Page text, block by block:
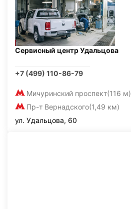
Сервисный центр Удальцова
+7 (499) 110-86-79
Мичуринский проспект(116 м)
Пр-т Вернадского(1,49 км)
ул. Удальцова, 60